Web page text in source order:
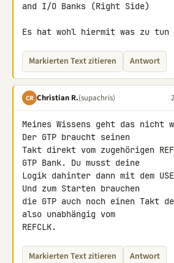
and I/O Banks (Right Side)
Es hat wohl hiermit was zu tun
Markierten Text zitieren Antwort
CR Christian R.(supachris)
Meines Wissens geht das nicht
Der GTP braucht seinen
Takt direkt vom zugehörigen
GTP Bank. Du musst deine
Logik dahinter dann mit dem
Und zum Starten brauchen
die GTP auch noch einen Takt
also unabhängig vom
REFCLK.
Markierten Text zitieren Antwort